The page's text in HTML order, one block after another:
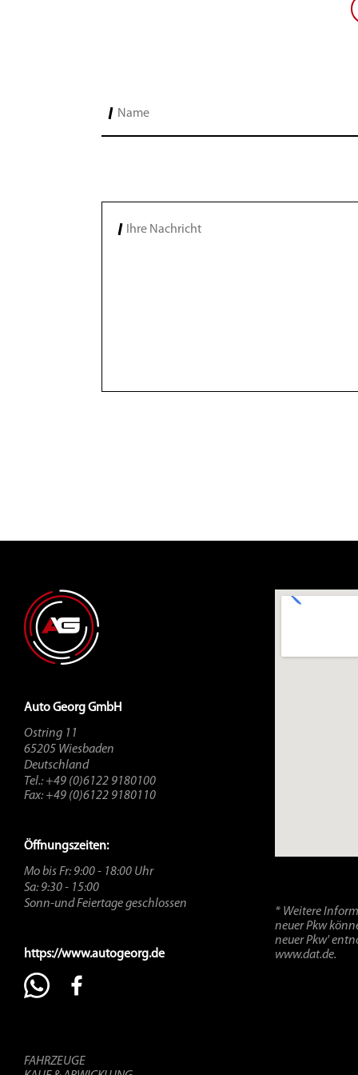
Auto Georg GmbH
Ostring 11
65205 Wiesbaden
Deutschland
Tel.: +49 (0)6122 9180100
Fax: +49 (0)6122 9180110
Öffnungszeiten:
Mo bis Fr: 9:00 - 18:00 Uhr
Sa: 9:30 - 15:00
Sonn-und Feiertage geschlossen
https://www.autogeorg.de
FAHRZEUGE
* Weitere
neuer Pkw
neuer Pkw'
www.dat.de.